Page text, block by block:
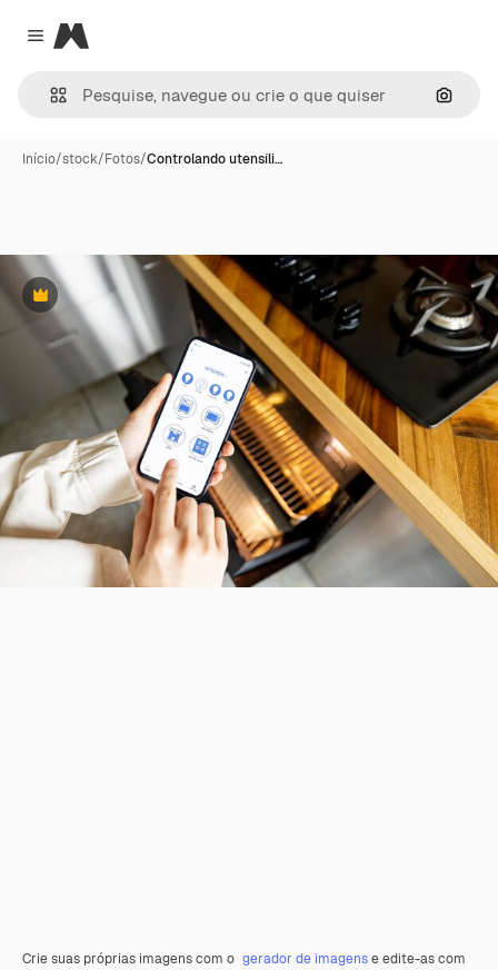
Close menu
Magnific
Início/stock/Fotos/Controlando utensíli…
Premium
Crie suas próprias imagens com o gerador de imagense edite-as com